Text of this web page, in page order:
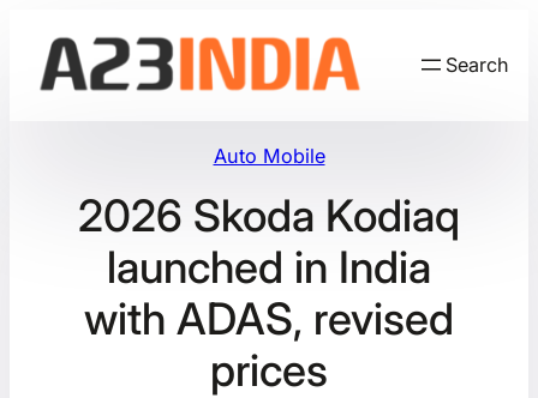
content
Search
Auto Mobile
2026 Skoda Kodiaq
launched in India
with ADAS, revised
prices